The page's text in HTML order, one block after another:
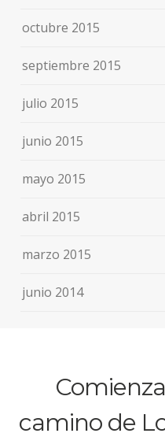
octubre 2015
septiembre 2015
julio 2015
junio 2015
mayo 2015
abril 2015
marzo 2015
junio 2014
camino de